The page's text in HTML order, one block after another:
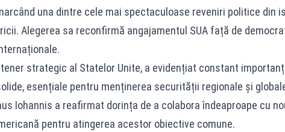
una dintre cele mai spectaculoase reveniri politice din
Alegerea sa reconfirmă angajamentul SUA față de
strategic al Statelor Unite, a evidențiat constant
esențiale pentru menținerea securității regionale și
Iohannis a reafirmat dorința de a colabora îndeaproape cu
pentru atingerea acestor obiective comune.